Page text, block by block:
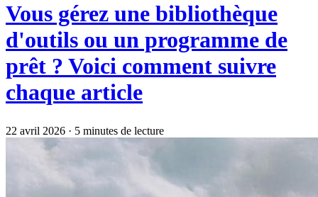
Vous gérez une bibliothèque
d'outils ou un programme de
prêt ? Voici comment suivre
chaque article
22 avril 2026 · 5 minutes de lecture